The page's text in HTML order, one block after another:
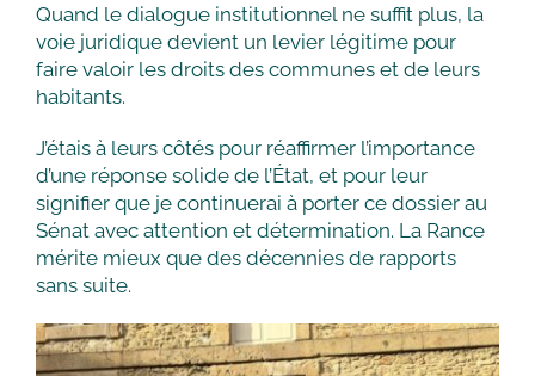
Quand le dialogue institutionnel ne suffit plus, la
voie juridique devient un levier légitime pour
faire valoir les droits des communes et de leurs
habitants.
J’étais à leurs côtés pour réaffirmer l’importance
d’une réponse solide de l’État, et pour leur
signifier que je continuerai à porter ce dossier au
Sénat avec attention et détermination. La Rance
mérite mieux que des décennies de rapports
sans suite.